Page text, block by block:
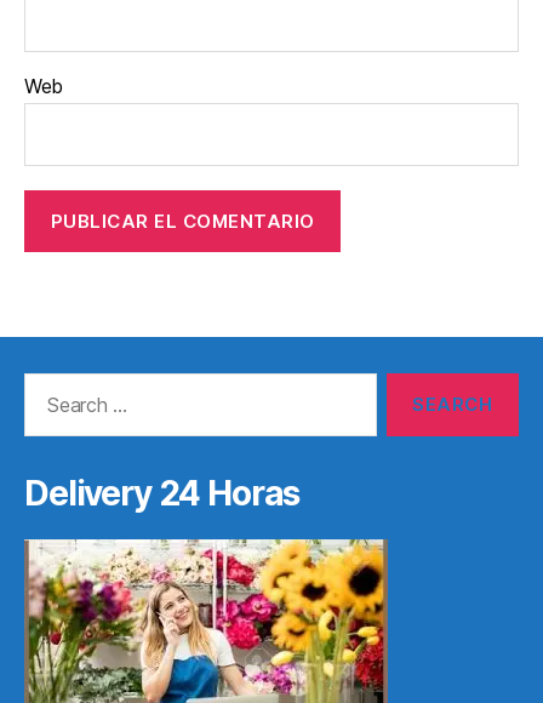
Web
Delivery 24 Horas